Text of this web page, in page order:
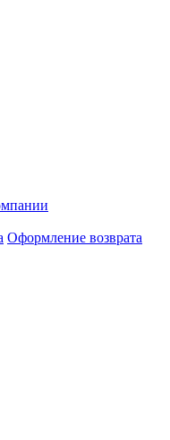
Оформление возврата